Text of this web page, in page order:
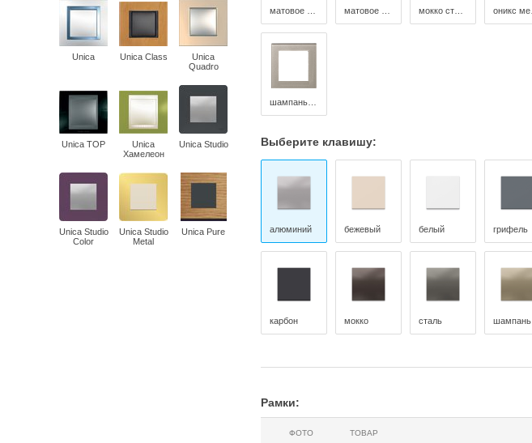
Unica Unica Class
Unica
Quadro
Unica TOP
Unica
Хамелеон
Unica Studio
Unica Studio
Color
Unica Studio
Metal
Unica Pure
Выберите клавишу:
алюминий бежевый белый грифель
карбон мокко сталь шампань
Рамки:
ФОТО ТОВАР